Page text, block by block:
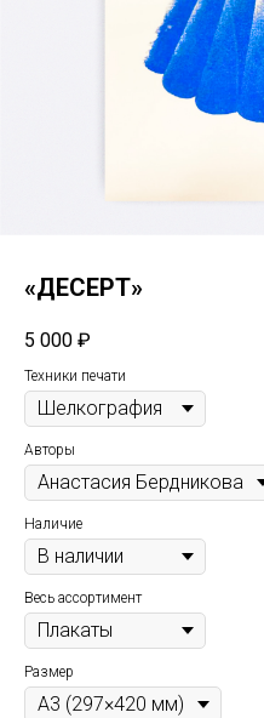
«ДЕСЕРТ»
5 000 ₽
Техники печати
Авторы
Наличие
Весь ассортимент
Размер